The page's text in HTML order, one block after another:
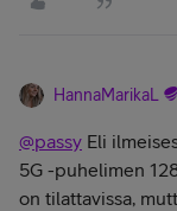
HannaMarikaL
@passy Eli
5G -puhelimen
on tilattavissa,